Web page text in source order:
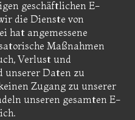
geschäftlichen E-
die Dienste von
hat angemessene
Maßnahmen
Verlust und
unserer Daten zu
Zugang zu unserer
unseren gesamten E-